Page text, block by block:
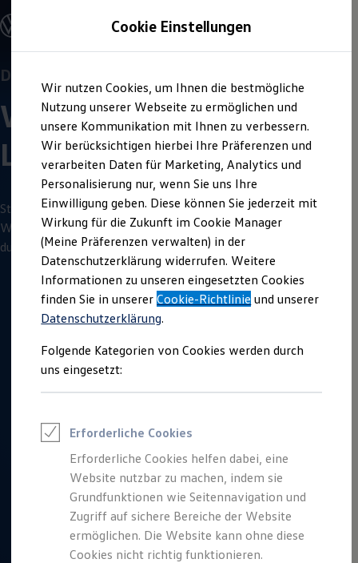
Hauptinhalt
springen
Footer
springen
Offene Stellen entdecken
Einstiegsmöglichkeiten
Schüler
Schülerpraktikum
Schüler Ferienjobs
Einstiegsqualifizierung
Studenten
Praktikum
Abschlussarbeit
Master-Stipendium
Auslandspraktikum
Jobs in Semesterferien
Werkstudentin / Werkstudent
Absolventen
StartUp Direct
Doktorandenprogramm
Volontariat
Berufserfahrene
Direkteinstieg
Jobs in der Volkswagen Group
Jobs in Produktion und Logistik
Talentpool für Fach- und Führungsexpertinnen
Arbeiten bei VW
Was uns ausmacht
Wir bei Volkswagen
Onboarding und Einarbeitung
Unternehmensbereiche
Standorte
Verhaltensgrundsätze
Karriere Magazin
Talentpool
Deine Bewerbung
Onlinebewerbung: So geht's
Duales Studium
Wirtschaftsingenieur
Logistik
Starte zum Wintersemester 2027/2028 dein duales Studium
Wirtschaftsingenieur Logistik bei Volkswagen. Sichere dir deinen
dualen Studienplatz.
3 MinutenLesezeit
Deine Bewerbung:Infos,
Wenn du dich für eineAusbildungbei Volkswagen
bewerben möchtest, findest du hier ein paar
nützliche Informationen:
Cookie Einstellungen
Wir nutzen Cookies, um Ihnen die bestmögliche
Nutzung unserer Webseite zu ermöglichen und
unsere Kommunikation mit Ihnen zu verbessern.
Wir berücksichtigen hierbei Ihre Präferenzen und
verarbeiten Daten für Marketing, Analytics und
Personalisierung nur, wenn Sie uns Ihre
Einwilligung geben. Diese können Sie jederzeit mit
Wirkung für die Zukunft im Cookie Manager
(Meine Präferenzen verwalten) in der
Datenschutzerklärung widerrufen. Weitere
Informationen zu unseren eingesetzten Cookies
finden Sie in unsererCookie-Richtlinie und unserer
Datenschutzerklärung.
Folgende Kategorien von Cookies werden durch
uns eingesetzt:
Erforderliche Cookies
Erforderliche Cookies helfen dabei, eine
Website nutzbar zu machen, indem sie
Grundfunktionen wie Seitennavigation und
Zugriff auf sichere Bereiche der Website
ermöglichen. Die Website kann ohne diese
Cookies nicht richtig funktionieren.